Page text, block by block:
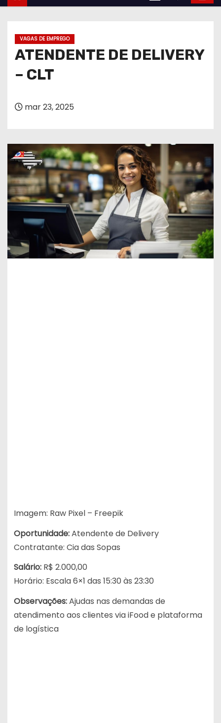
VAGAS DE EMPREGO
ATENDENTE DE DELIVERY
– CLT
mar 23, 2025
Imagem: Raw Pixel – Freepik
Oportunidade:Atendente de Delivery
Contratante: Cia das Sopas
Salário:R$ 2.000,00
Horário: Escala 6×1 das 15:30 às 23:30
Observações:Ajudas nas demandas de
atendimento aos clientes via iFood e plataforma
de logística